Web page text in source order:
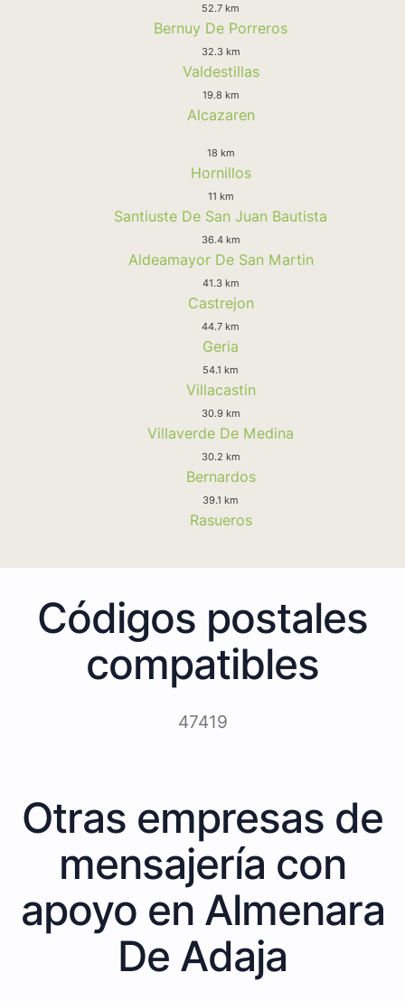
52.7 km
Bernuy De Porreros
32.3 km
Valdestillas
19.8 km
Alcazaren
18 km
Hornillos
11 km
Santiuste De San Juan Bautista
36.4 km
Aldeamayor De San Martin
41.3 km
Castrejon
44.7 km
Geria
54.1 km
Villacastin
30.9 km
Villaverde De Medina
30.2 km
Bernardos
39.1 km
Rasueros
Códigos postales
compatibles
47419
Otras empresas de
mensajería con
apoyo en Almenara
De Adaja